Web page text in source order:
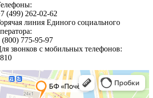
(499) 262-02-62
линия Единого социального
(800) 775-95-97
звонков с мобильных телефонов: